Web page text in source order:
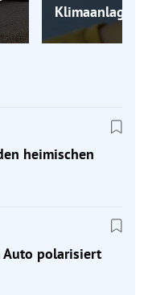
Klimaanlage
heimischen
Auto polarisiert